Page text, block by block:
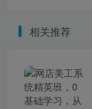
相关推荐